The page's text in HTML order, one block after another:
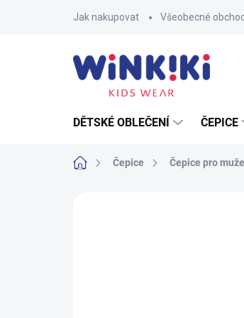
Jak nakupovat Všeobecné
DĚTSKÉ OBLEČENÍ ČEPICE
Domů Čepice Čepice pro